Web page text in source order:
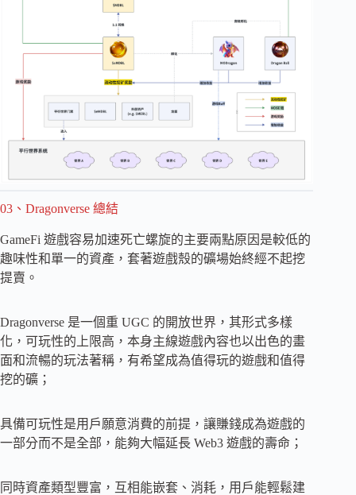
03、Dragonverse 總結
GameFi 遊戲容易加速死亡螺旋的主要兩點原因是較低的
趣味性和單一的資產，套著遊戲殼的礦場始終經不起挖
提賣。
Dragonverse 是一個重 UGC 的開放世界，其形式多樣
化，可玩性的上限高，本身主線遊戲內容也以出色的畫
面和流暢的玩法著稱，有希望成為值得玩的遊戲和值得
挖的礦；
具備可玩性是用戶願意消費的前提，讓賺錢成為遊戲的
一部分而不是全部，能夠大幅延長 Web3 遊戲的壽命；
同時資產類型豐富，互相能嵌套、消耗，用戶能輕鬆建